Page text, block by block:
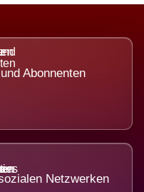
Abonnenten
Netzwerken